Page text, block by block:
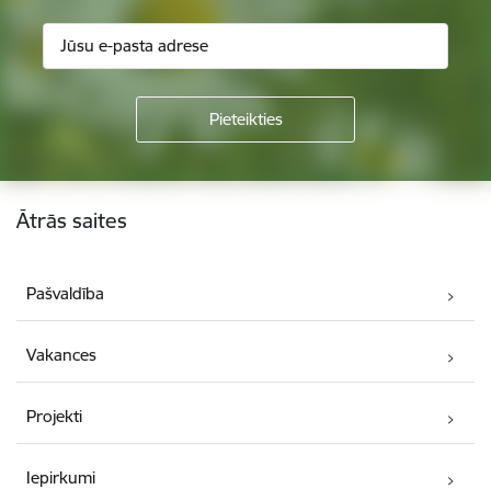
Kājene
Ātrās saites
Pašvaldība
Vakances
Projekti
Iepirkumi